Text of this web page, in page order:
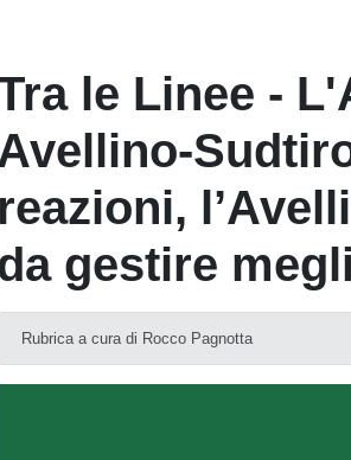
le Linee -
reazioni,
gestire
Rubrica a cura di Rocco Pagnotta